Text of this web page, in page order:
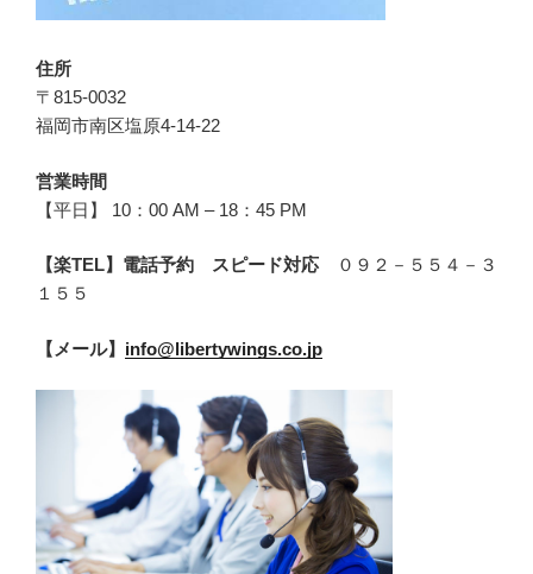
住所
〒815-0032
福岡市南区塩原4-14-22
営業時間
【平日】 10：00 AM – 18：45 PM
【楽TEL】電話予約 スピード対応
０９２－５５４－３
１５５
【メール】 info@libertywings.co.jp